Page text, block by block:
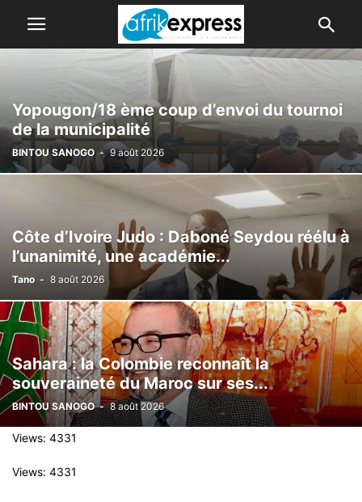
Yopougon/18 ème coup d’envoi du tournoi
de la municipalité
BINTOU SANOGO - 9 août 2026
Côte d’Ivoire Judo : Daboné Seydou réélu à
l’unanimité, une académie...
Tano - 8 août 2026
Sahara : la Colombie reconnaît la
souveraineté du Maroc sur ses...
BINTOU SANOGO - 8 août 2026
Views: 4331
Views: 4331